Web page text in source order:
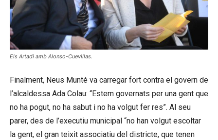
Els Artadi amb Alonso-Cuevillas.
Finalment, Neus Munté va carregar fort contra el govern de
l’alcaldessa Ada Colau: “Estem governats per una gent que
no ha pogut, no ha sabut i no ha volgut fer res”. Al seu
parer, des de l’executiu municipal “no han volgut escoltar
la gent, el gran teixit associatiu del districte, que tenen